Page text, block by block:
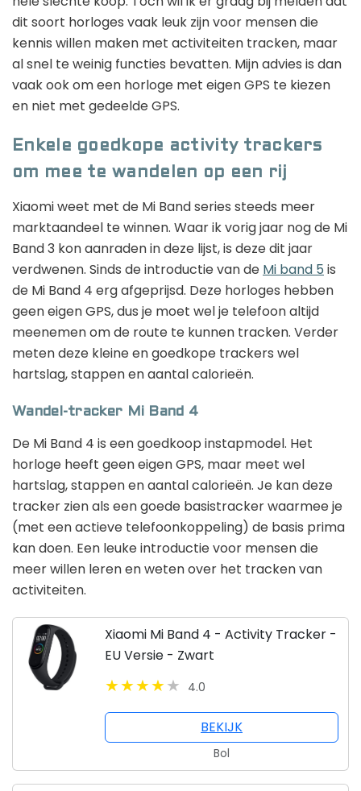
dit soort horloges vaak leuk zijn voor mensen die
kennis willen maken met activiteiten tracken, maar
al snel te weinig functies bevatten. Mijn advies is dan
vaak ook om een horloge met eigen GPS te kiezen
en niet met gedeelde GPS.
Enkele goedkope activity trackers
om mee te wandelen op een rij
Xiaomi weet met de Mi Band series steeds meer
marktaandeel te winnen. Waar ik vorig jaar nog de Mi
Band 3 kon aanraden in deze lijst, is deze dit jaar
verdwenen. Sinds de introductie van de Mi band 5 is
de Mi Band 4 erg afgeprijsd. Deze horloges hebben
geen eigen GPS, dus je moet wel je telefoon altijd
meenemen om de route te kunnen tracken. Verder
meten deze kleine en goedkope trackers wel
hartslag, stappen en aantal calorieën.
Wandel-tracker Mi Band 4
De Mi Band 4 is een goedkoop instapmodel. Het
horloge heeft geen eigen GPS, maar meet wel
hartslag, stappen en aantal calorieën. Je kan deze
tracker zien als een goede basistracker waarmee je
(met een actieve telefoonkoppeling) de basis prima
kan doen. Een leuke introductie voor mensen die
meer willen leren en weten over het tracken van
activiteiten.
Xiaomi Mi Band 4 - Activity Tracker -
EU Versie - Zwart
4.0
BEKIJK
Bol